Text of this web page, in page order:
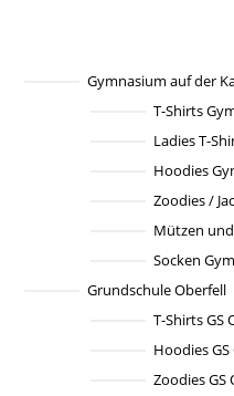
Gymnasium auf der
T-Shirts
Ladies T-
Hoodies
Zoodies /
Mützen
Socken
Grundschule Oberfell
T-Shirts GS
Hoodies
Zoodies GS